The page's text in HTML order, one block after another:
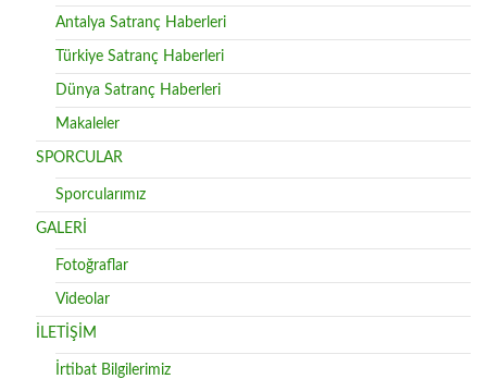
Antalya Satranç Haberleri
Türkiye Satranç Haberleri
Dünya Satranç Haberleri
Makaleler
SPORCULAR
Sporcularımız
GALERİ
Fotoğraflar
Videolar
İLETİŞİM
İrtibat Bilgilerimiz